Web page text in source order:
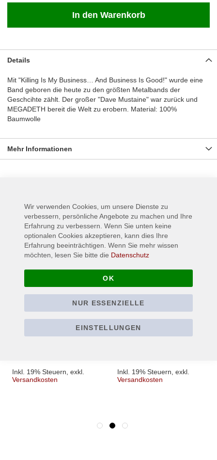
In den Warenkorb
Details
Mit "Killing Is My Business… And Business Is Good!" wurde eine
Band geboren die heute zu den größten Metalbands der
Geschcihte zählt. Der großer "Dave Mustaine" war zurück und
MEGADETH bereit die Welt zu erobern. Material: 100%
Baumwolle
Mehr Informationen
MISFITS - Face Skull -
Inkl. 19% Steuern exkl.
Versandkosten
SCORPIONS - Cover -
Inkl. 19% Steuern exkl.
Versandkosten
Wir verwenden Cookies, um unsere Dienste zu
verbessern, persönliche Angebote zu machen und Ihre
Erfahrung zu verbessern. Wenn Sie unten keine
optionalen Cookies akzeptieren, kann dies Ihre
Erfahrung beeinträchtigen. Wenn Sie mehr wissen
möchten, lesen Sie bitte die Datenschutz
OK
NUR ESSENZIELLE
EINSTELLUNGEN